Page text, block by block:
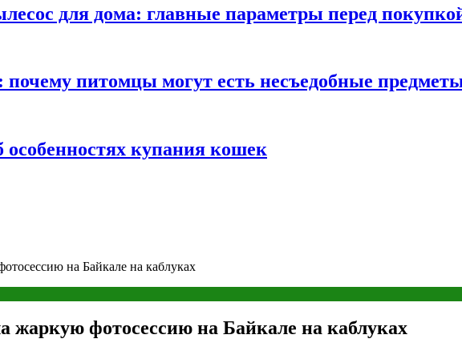
для дома: главные параметры перед
питомцы могут есть несъедобные
особенностях купания кошек
на Байкале на каблуках
жаркую фотосессию на Байкале на каблуках